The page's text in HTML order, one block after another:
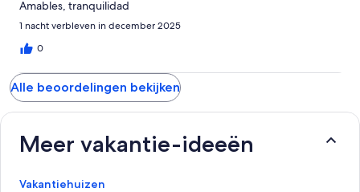
Amables, tranquilidad
1 nacht verbleven in december 2025
0
Alle beoordelingen bekijken
Meer vakantie-ideeën
Vakantiehuizen